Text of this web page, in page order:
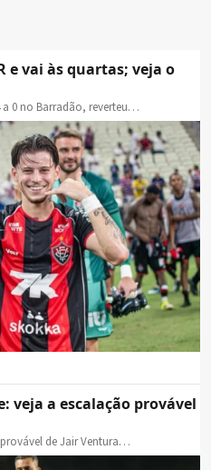
e vai às quartas; veja o
0 no Barradão, reverteu…
veja a escalação provável
de Jair Ventura…